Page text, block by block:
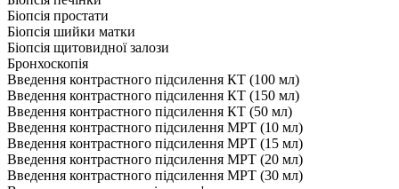
Біопсія простати
Біопсія шийки матки
Біопсія щитовидної залози
Бронхоскопія
Введення контрастного підсилення КТ (100 мл)
Введення контрастного підсилення КТ (150 мл)
Введення контрастного підсилення КТ (50 мл)
Введення контрастного підсилення МРТ (10 мл)
Введення контрастного підсилення МРТ (15 мл)
Введення контрастного підсилення МРТ (20 мл)
Введення контрастного підсилення МРТ (30 мл)